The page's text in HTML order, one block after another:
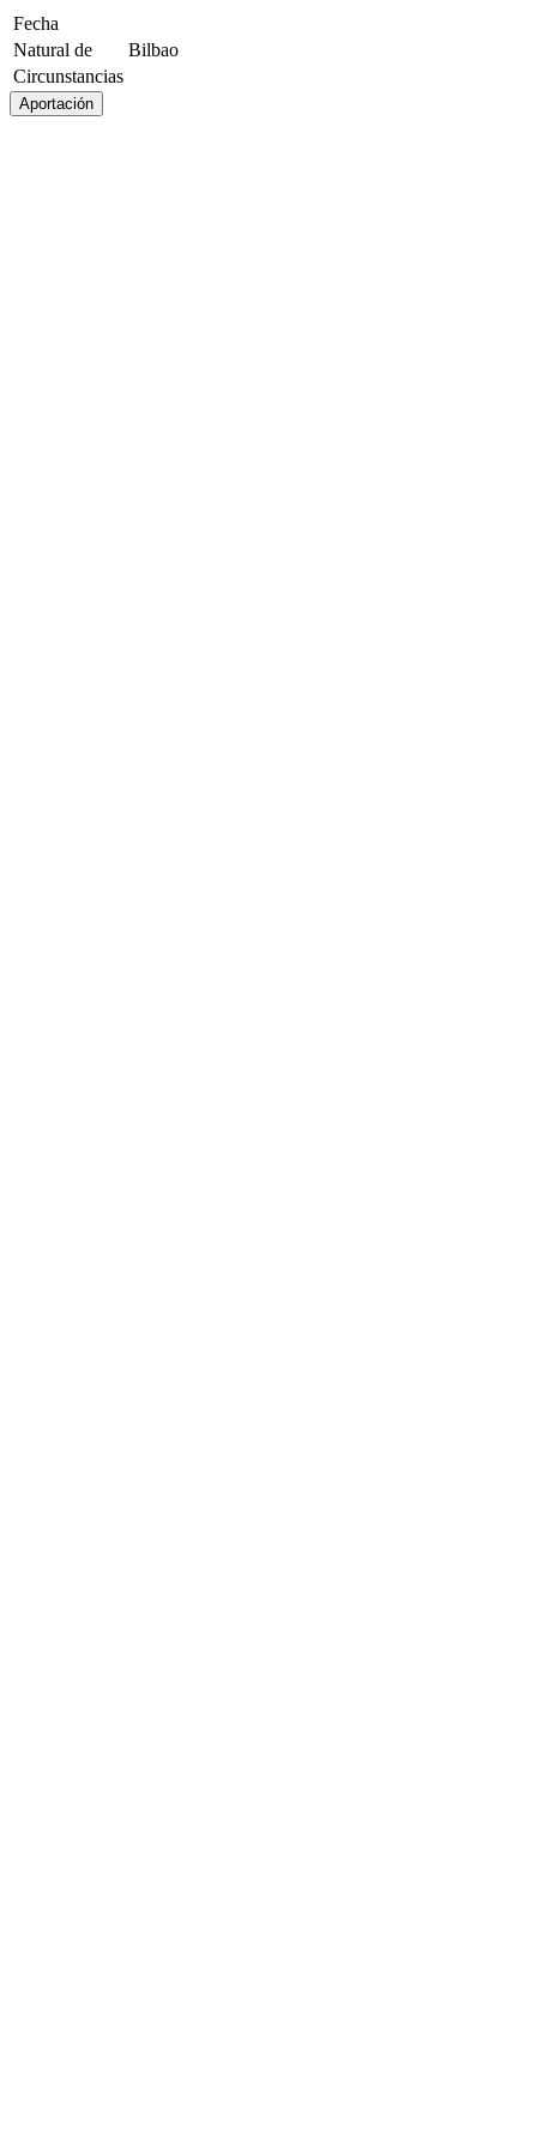
Fecha
Natural de
Bilbao
Circunstancias